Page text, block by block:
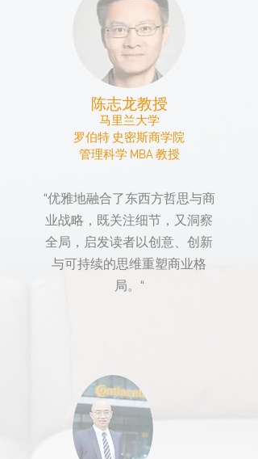
陈志龙教授
马里兰大学
​罗伯特 史密斯商学院
​管理科学 MBA 教授
“优雅地融合了东西方哲思与商
业战略，既关注细节，又洞察
全局，启发读者以创意、创新
与可持续的思维重塑商业格
局。“